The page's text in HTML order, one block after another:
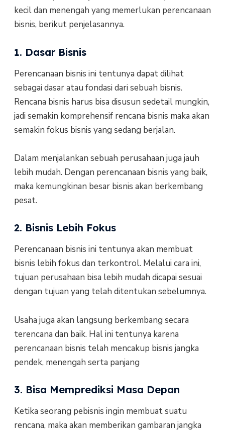
kecil dan menengah yang memerlukan perencanaan
bisnis, berikut penjelasannya.
1. Dasar Bisnis
Perencanaan bisnis ini tentunya dapat dilihat
sebagai dasar atau fondasi dari sebuah bisnis.
Rencana bisnis harus bisa disusun sedetail mungkin,
jadi semakin komprehensif rencana bisnis maka akan
semakin fokus bisnis yang sedang berjalan.
Dalam menjalankan sebuah perusahaan juga jauh
lebih mudah. Dengan perencanaan bisnis yang baik,
maka kemungkinan besar bisnis akan berkembang
pesat.
2. Bisnis Lebih Fokus
Perencanaan bisnis ini tentunya akan membuat
bisnis lebih fokus dan terkontrol. Melalui cara ini,
tujuan perusahaan bisa lebih mudah dicapai sesuai
dengan tujuan yang telah ditentukan sebelumnya.
Usaha juga akan langsung berkembang secara
terencana dan baik. Hal ini tentunya karena
perencanaan bisnis telah mencakup bisnis jangka
pendek, menengah serta panjang
3. Bisa Memprediksi Masa Depan
Ketika seorang pebisnis ingin membuat suatu
rencana, maka akan memberikan gambaran jangka